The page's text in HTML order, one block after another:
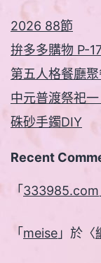
2026 88節
拚多多購物 P-
第五人格餐廳聚
中元普渡祭祀
硃砂手鐲DIY
Recent
「 333985.com
「 meise 」於〈